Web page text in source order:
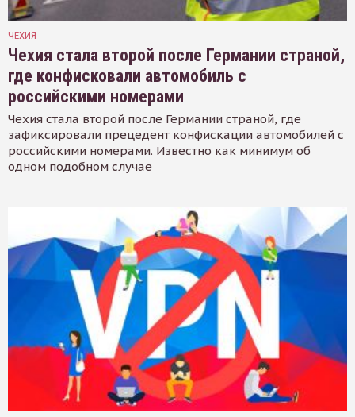
ЧЕХИЯ
Чехия стала второй после Германии страной,
где конфисковали автомобиль с
российскими номерами
Чехия стала второй после Германии страной, где
зафиксировали прецедент конфискации автомобилей с
российскими номерами. Известно как минимум об
одном подобном случае